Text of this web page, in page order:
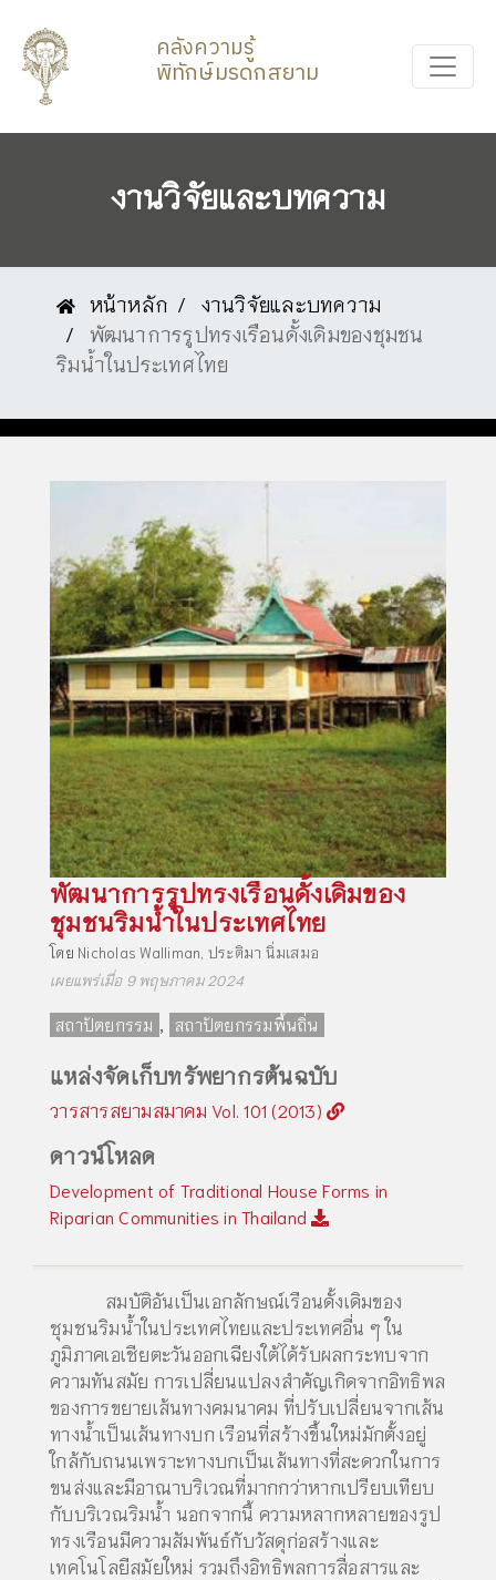
คลังความรู้
พิทักษ์มรดกสยาม
งานวิจัยและบทความ
หน้าหลัก
งานวิจัยและบทความ
พัฒนาการรูปทรงเรือนดั้งเดิมของชุมชน
ริมน้ำในประเทศไทย
พัฒนาการรูปทรงเรือนดั้งเดิมของ
ชุมชนริมน้ำในประเทศไทย
โดย Nicholas Walliman ประติมา นิ่มเสมอ
เผยแพร่เมื่อ 9 พฤษภาคม 2024
สถาปัตยกรรม , สถาปัตยกรรมพื้นถิ่น
แหล่งจัดเก็บทรัพยากรต้นฉบับ
วารสารสยามสมาคม Vol. 101 (2013)
ดาวน์โหลด
Development of Traditional House Forms in
Riparian Communities in Thailand
สมบัติอันเป็นเอกลักษณ์เรือนดั้งเดิมของ
ชุมชนริมน้ำในประเทศไทยและประเทศอื่น ๆ ใน
ภูมิภาคเอเชียตะวันออกเฉียงใต้ได้รับผลกระทบจาก
ความทันสมัย การเปลี่ยนแปลงสำคัญเกิดจากอิทธิพล
ของการขยายเส้นทางคมนาคม ที่ปรับเปลี่ยนจากเส้น
ทางน้ำเป็นเส้นทางบก เรือนที่สร้างขึ้นใหม่มักตั้งอยู่
ใกล้กับถนนเพราะทางบกเป็นเส้นทางที่สะดวกในการ
ขนส่งและมีอาณาบริเวณที่มากกว่าหากเปรียบเทียบ
กับบริเวณริมน้ำ นอกจากนี้ ความหลากหลายของรูป
ทรงเรือนมีความสัมพันธ์กับวัสดุก่อสร้างและ
เทคโนโลยีสมัยใหม่ รวมถึงอิทธิพลการสื่อสารและ